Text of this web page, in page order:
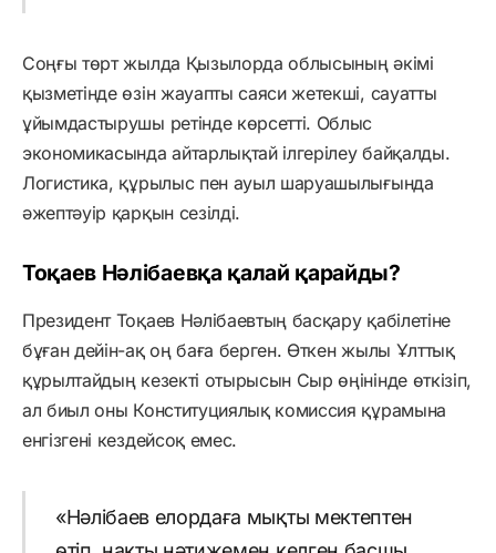
Соңғы төрт жылда Қызылорда облысының әкімі
қызметінде өзін жауапты саяси жетекші, сауатты
ұйымдастырушы ретінде көрсетті. Облыс
экономикасында айтарлықтай ілгерілеу байқалды.
Логистика, құрылыс пен ауыл шаруашылығында
әжептәуір қарқын сезілді.
Тоқаев Нәлібаевқа қалай қарайды?
Президент Тоқаев Нәлібаевтың басқару қабілетіне
бұған дейін-ақ оң баға берген. Өткен жылы Ұлттық
құрылтайдың кезекті отырысын Сыр өңінінде өткізіп,
ал биыл оны Конституциялық комиссия құрамына
енгізгені кездейсоқ емес.
«Нәлібаев елордаға мықты мектептен